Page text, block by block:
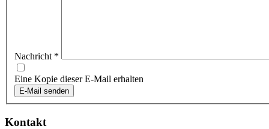
Nachricht *
Eine Kopie dieser E-Mail erhalten
E-Mail senden
Kontakt